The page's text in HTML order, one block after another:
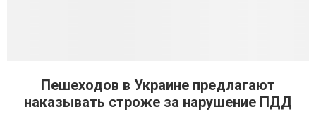
Пешеходов в Украине предлагают
наказывать строже за нарушение ПДД